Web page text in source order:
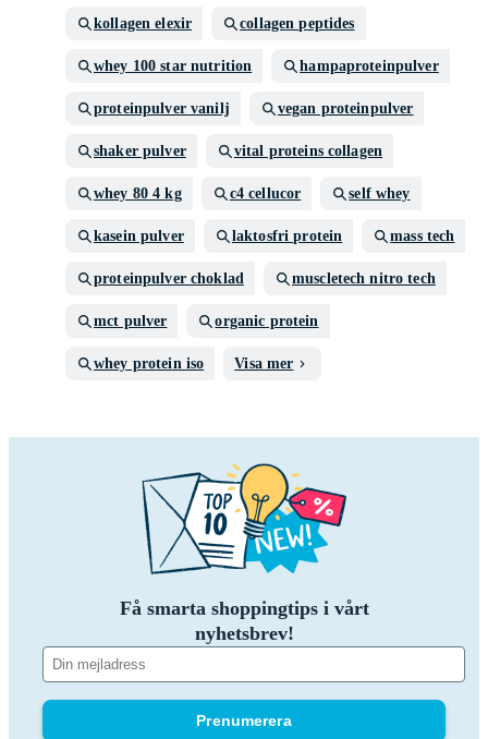
kollagen elexir collagen peptides
whey 100 star nutrition hampaproteinpulver
proteinpulver vanilj vegan proteinpulver
shaker pulver vital proteins collagen
whey 80 4 kg c4 cellucor self whey
kasein pulver laktosfri protein mass tech
proteinpulver choklad muscletech nitro tech
mct pulver organic protein
whey protein iso Visa mer
Få smarta shoppingtips i vårt
nyhetsbrev!
Prenumerera